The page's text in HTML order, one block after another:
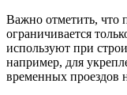
Важно отметить, что
ограничивается
используют при
например, для
временных проездов